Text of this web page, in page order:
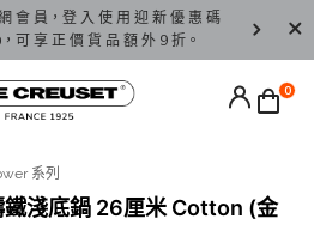
會 員，登 入 使 用 迎 新 優 惠 碼
，可 享 正 價 貨 品 額 外 9 折。
香 港 / 澳
0
系列
淺底鍋 26厘米 Cotton (金